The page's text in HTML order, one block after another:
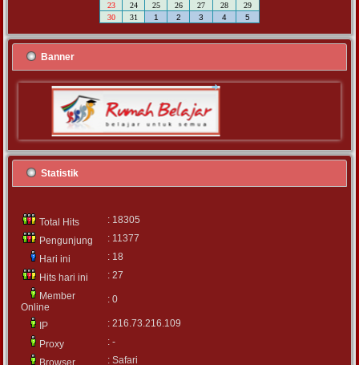
23
24 25 26 27 28
29
30
31 1 2 3 4 5
Banner
Statistik
Total Hits
: 18305
Pengunjung
: 11377
Hari ini
: 18
Hits hari ini
: 27
Member
Online
: 0
IP
: 216.73.216.109
Proxy
: -
Browser
: Safari